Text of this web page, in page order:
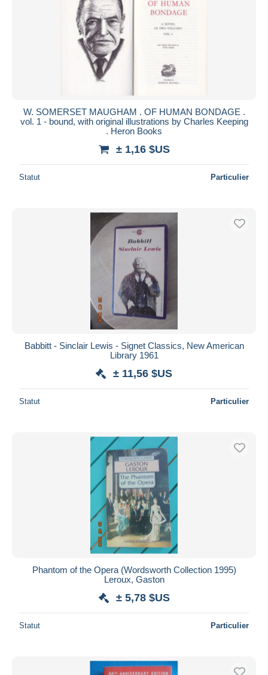
Méthodes de paiement
PayPal
Virement bancaire
Mastercard
iDeal
Résidence du vendeur
Appliquer
W. SOMERSET MAUGHAM . OF HUMAN BONDAGE .
vol. 1 - bound, with original illustrations by Charles Keeping
. Heron Books
± 1,16 $US
Statut Particulier
Babbitt - Sinclair Lewis - Signet Classics, New American
Library 1961
± 11,56 $US
Statut Particulier
Phantom of the Opera (Wordsworth Collection 1995)
Leroux, Gaston
± 5,78 $US
Statut Particulier